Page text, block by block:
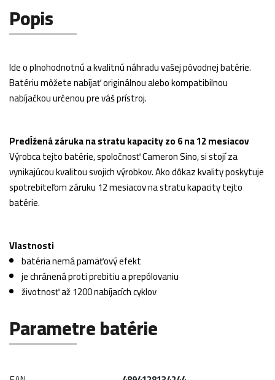
Popis
Ide o plnohodnotnú a kvalitnú náhradu vašej pôvodnej batérie.
Batériu môžete nabíjať originálnou alebo kompatibilnou
nabíjačkou určenou pre váš prístroj.
Predĺžená záruka na stratu kapacity zo 6 na 12 mesiacov
Výrobca tejto batérie, spoločnosť Cameron Sino, si stojí za
vynikajúcou kvalitou svojich výrobkov. Ako dôkaz kvality poskytuje
spotrebiteľom záruku 12 mesiacov na stratu kapacity tejto
batérie.
Vlastnosti
batéria nemá pamäťový efekt
je chránená proti prebitiu a prepólovaniu
životnosť až 1200 nabíjacích cyklov
Parametre batérie